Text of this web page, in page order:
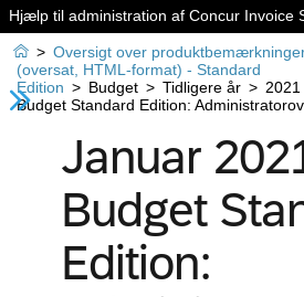
Hjælp til administration af Concur Invoice
 > Oversigt over
(oversat, HTML-format) - Standard
Edition > Budget > Tidligere år > 2021
Budget Standard Edition:
Januar
Budget
Edition: